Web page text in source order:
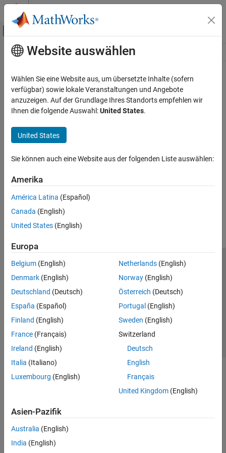
Weiter zum Inhalt
Umschaltung für Off-Canvas-
Ressource
Hauptinhalt
Website auswählen
Wählen Sie eine Website aus, um übersetzte Inhalte (sofern
verfügbar) sowie lokale Veranstaltungen und Angebote
anzuzeigen. Auf der Grundlage Ihres Standorts empfehlen wir
Ihnen die folgende Auswahl:United States.
United States
Sie können auch eine Website aus der folgenden Liste auswählen:
Amerika
América Latina (Español)
Canada (English)
United States (English)
Europa
Belgium (English)
Denmark (English)
Deutschland (Deutsch)
España (Español)
Finland (English)
France (Français)
Ireland (English)
Italia (Italiano)
Luxembourg (English)
Netherlands(English)
Norway(English)
Österreich (Deutsch)
Portugal (English)
Sweden (English)
Switzerland
Deutsch
English
Français
United Kingdom(English)
Asien-Pazifik
Australia (English)
India (English)
Trust Center
Datenschutz-Richtlinien
Datendiebstahl verhindern
Status von Anwendungen
© 1994-2026 The MathWorks, Inc.
Website auswählen
Deutschland